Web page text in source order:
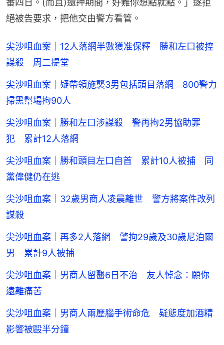
絕被告要求，把他交由警方看管。
尖沙咀血案｜12人落網半數獲准保釋 勝和左口被控
謀殺 周二提堂
尖沙咀血案｜疑帶領施襲3男包括頭目落網 800警力
掃黑幫場拘90人
尖沙咀血案｜勝和左口涉謀殺 警再拘2男協助罪
犯 累計12人落網
尖沙咀血案｜勝和頭目左口自首 累計10人被捕 同
黨偉健仍在逃
尖沙咀血案｜32歲男商人凌晨離世 警方將案件改列
謀殺
尖沙咀血案｜再多2人落網 警拘29歲及30歲尼泊爾
男 累計9人被捕
尖沙咀血案｜男商人留醫6日不治 友人悼念：願你
遠離痛苦
尖沙咀血案｜男商人兩歷腦手術命危 疑態度加酒精
影響被毆半分鐘